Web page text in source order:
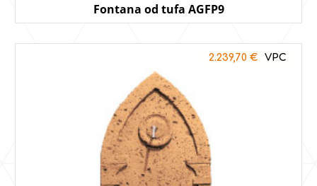
Fontana od tufa AGFP9
2.239,70 €